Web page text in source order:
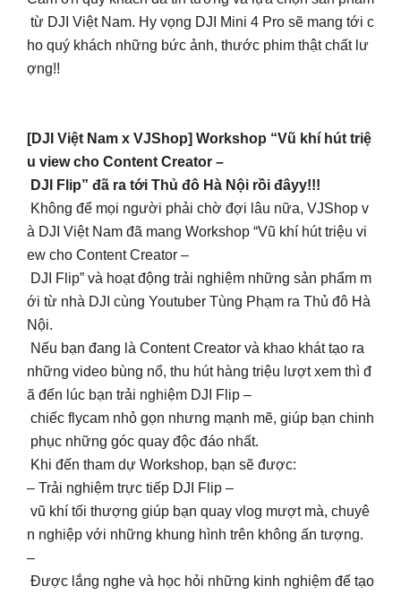
từ DJI Việt Nam. Hy vọng DJI Mini 4 Pro sẽ mang tới c
ho quý khách những bức ảnh, thước phim thật chất lư
ợng!!
[DJI Việt Nam x VJShop] Workshop “Vũ khí hút triệ
u view cho Content Creator –
DJI Flip” đã ra tới Thủ đô Hà Nội rồi đâyy!!!
Không để mọi người phải chờ đợi lâu nữa, VJShop v
à DJI Việt Nam đã mang Workshop “Vũ khí hút triệu vi
ew cho Content Creator –
DJI Flip” và hoạt động trải nghiệm những sản phẩm m
ới từ nhà DJI cùng Youtuber Tùng Phạm ra Thủ đô Hà
Nội.
Nếu bạn đang là Content Creator và khao khát tạo ra
những video bùng nổ, thu hút hàng triệu lượt xem thì đ
ã đến lúc bạn trải nghiệm DJI Flip –
chiếc flycam nhỏ gọn nhưng mạnh mẽ, giúp bạn chinh
phục những góc quay độc đáo nhất.
Khi đến tham dự Workshop, bạn sẽ được:
– Trải nghiệm trực tiếp DJI Flip –
vũ khí tối thượng giúp bạn quay vlog mượt mà, chuyê
n nghiệp với những khung hình trên không ấn tượng.
–
Được lắng nghe và học hỏi những kinh nghiệm để tạo